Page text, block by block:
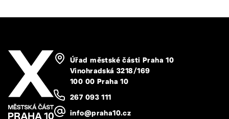
Úřad městské části Praha 10
Vinohradská 3218/169
100 00 Praha 10
267 093 111
info@praha10.cz